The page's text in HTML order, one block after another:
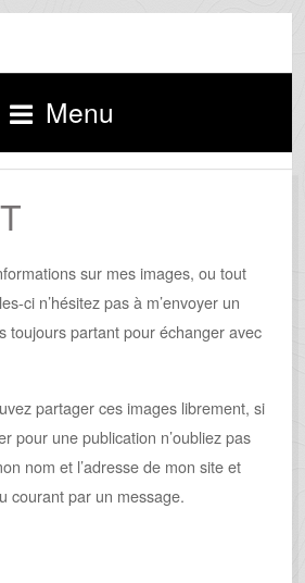
Menu
sur mes images, ou tout
ci n’hésitez pas à m’envoyer un
toujours partant pour échanger avec
partager ces images librement, si
pour une publication n’oubliez pas
nom et l’adresse de mon site et
courant par un message.